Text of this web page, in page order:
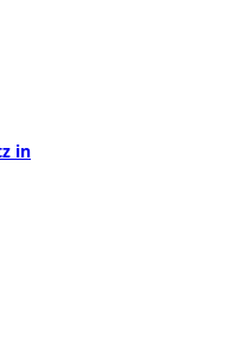
in